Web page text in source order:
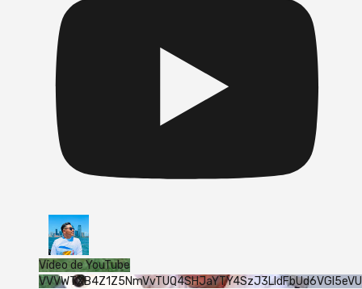
Vídeo de YouTube